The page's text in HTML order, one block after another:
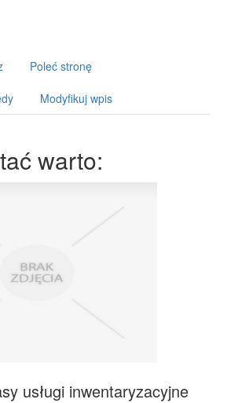
Poleć stronę
Modyfikuj wpis
warto:
usługi inwentaryzacyjne